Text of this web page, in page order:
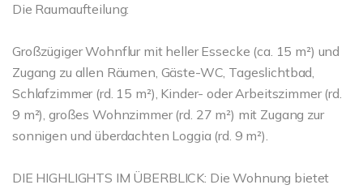
Die Raumaufteilung:
Großzügiger Wohnflur mit heller Essecke (ca. 15 m²) und
Zugang zu allen Räumen, Gäste-WC, Tageslichtbad,
Schlafzimmer (rd. 15 m²), Kinder- oder Arbeitszimmer (rd.
9 m²), großes Wohnzimmer (rd. 27 m²) mit Zugang zur
sonnigen und überdachten Loggia (rd. 9 m²).
DIE HIGHLIGHTS IM ÜBERBLICK: Die Wohnung bietet